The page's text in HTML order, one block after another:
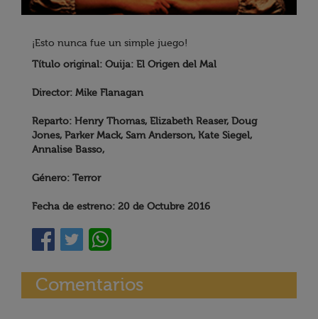
¡Esto nunca fue un simple juego!
Título original: Ouija: El Origen del Mal
Director: Mike Flanagan
Reparto: Henry Thomas, Elizabeth Reaser, Doug
Jones, Parker Mack, Sam Anderson, Kate Siegel,
Annalise Basso,
Género: Terror
Fecha de estreno: 20 de Octubre 2016
Comentarios